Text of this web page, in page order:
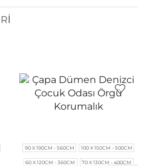
90 X 190CM - 560CM 100 X 150CM - 500CM
60 X 120CM - 360CM 70 X 130CM - 400CM